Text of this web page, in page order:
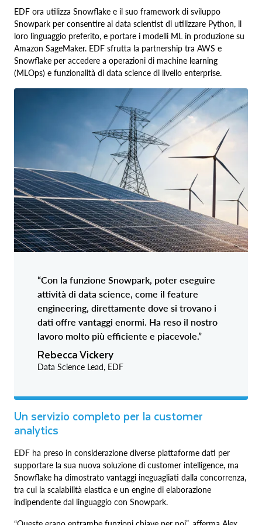
EDF ora utilizza Snowflake e il suo framework di sviluppo
Snowpark per consentire ai data scientist di utilizzare Python, il
loro linguaggio preferito, e portare i modelli ML in produzione su
Amazon SageMaker. EDF sfrutta la partnership tra AWS e
Snowflake per accedere a operazioni di machine learning
(MLOps) e funzionalità di data science di livello enterprise.
“Con la funzione Snowpark, poter eseguire
attività di data science, come il feature
engineering, direttamente dove si trovano i
dati offre vantaggi enormi. Ha reso il nostro
lavoro molto più efficiente e piacevole.”
Rebecca Vickery
Data Science Lead, EDF
Un servizio completo per la customer
analytics
EDF ha preso in considerazione diverse piattaforme dati per
supportare la sua nuova soluzione di customer intelligence, ma
Snowflake ha dimostrato vantaggi ineguagliati dalla concorrenza,
tra cui la scalabilità elastica e un engine di elaborazione
indipendente dal linguaggio con Snowpark.